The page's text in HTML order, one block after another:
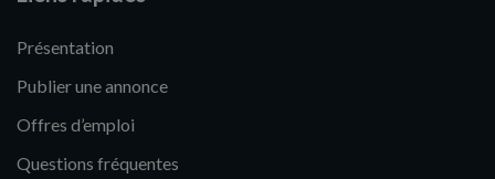
Présentation
Publier une annonce
Offres d’emploi
Questions fréquentes